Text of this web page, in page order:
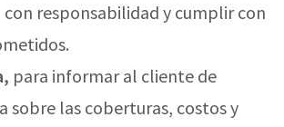
responsabilidad y cumplir con
para informar al cliente de
sobre las coberturas, costos y